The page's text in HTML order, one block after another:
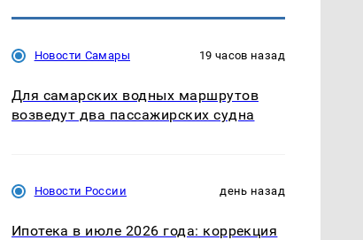
Новости Самары 19 часов назад
Для самарских водных маршрутов
возведут два пассажирских судна
Новости России день назад
Ипотека в июле 2026 года: коррекция